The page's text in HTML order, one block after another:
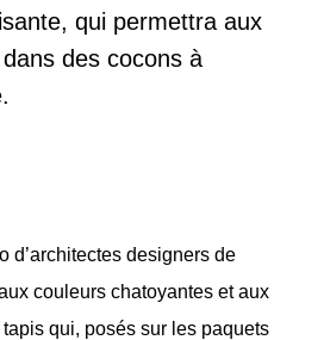
qui permettra aux
des cocons à
d’architectes designers de
couleurs chatoyantes et aux
qui, posés sur les paquets